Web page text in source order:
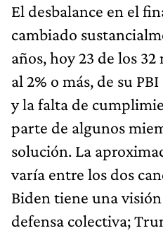
El desbalance en el
cambiado
años, hoy 23 de los
al 2% o más, de su
y la falta de
parte de algunos
solución. La
varía entre los dos
Biden tiene una
defensa colectiva;